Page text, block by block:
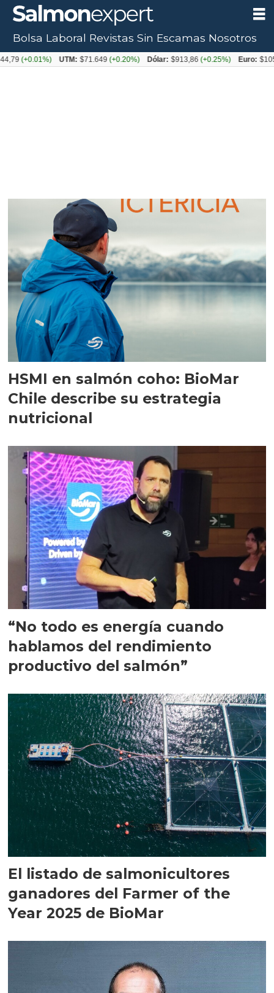
Tag:
HSMI en salmón coho: BioMar
Chile describe su estrategia
nutricional
“No todo es energía cuando
hablamos del rendimiento
productivo del salmón”
El listado de salmonicultores
ganadores del Farmer of the
Year 2025 de BioMar
Bolsa Laboral Revistas Sin Escamas Nosotros
(+0.01%) UTM: $71.649(+0.20%) Dólar: $913,86(+0.25%) Euro: